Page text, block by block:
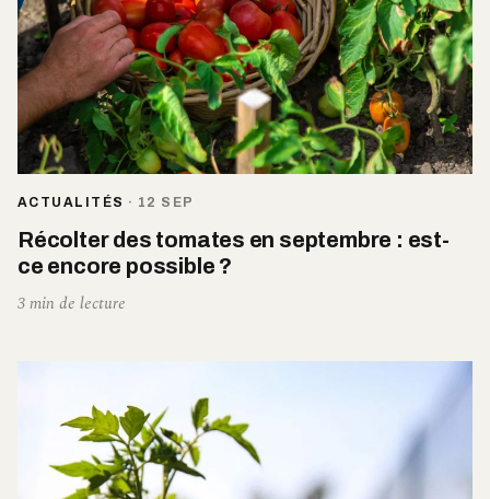
ACTUALITÉS · 12 SEP
Récolter des tomates en septembre : est-
ce encore possible ?
3 min de lecture